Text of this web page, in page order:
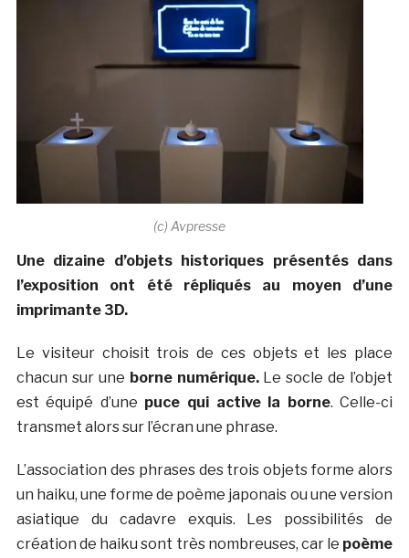
(c) Avpresse
Une dizaine d’objets historiques présentés dans
l’exposition ont été répliqués au moyen d’une
imprimante 3D.
Le visiteur choisit trois de ces objets et les place
chacun sur une borne numérique.Le socle de l’objet
est équipé d’une puce qui active la borne. Celle-ci
transmet alors sur l’écran une phrase.
L’association des phrases des trois objets forme alors
un haiku, une forme de poème japonais ou une version
asiatique du cadavre exquis. Les possibilités de
création de haiku sont très nombreuses, car le poème